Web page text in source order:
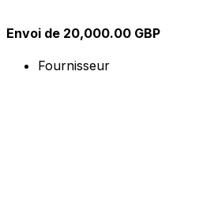
Envoi de 20,000.00 GBP
Fournisseur